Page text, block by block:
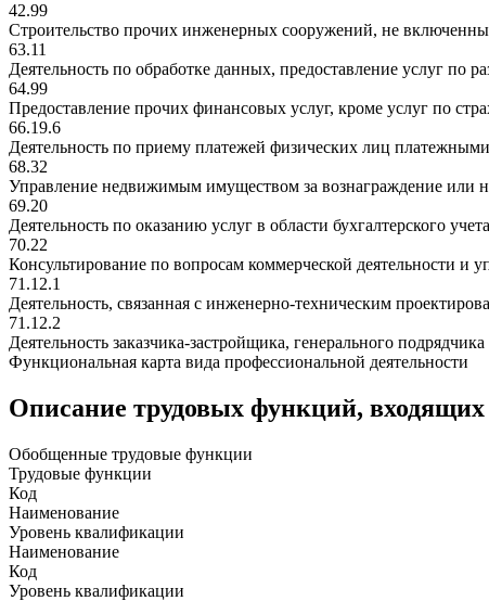
42.99
Строительство прочих инженерных сооружений, не
63.11
Деятельность по обработке данных, предоставление услуг по
64.99
Предоставление прочих финансовых услуг, кроме услуг по
66.19.6
Деятельность по приему платежей физических лиц
68.32
Управление недвижимым имуществом за вознаграждение или
69.20
Деятельность по оказанию услуг в области бухгалтерского
70.22
Консультирование по вопросам коммерческой деятельности и
71.12.1
Деятельность, связанная с инженерно-техническим
71.12.2
Деятельность заказчика-застройщика, генерального подрядчика
Функциональная карта вида профессиональной деятельности
Описание трудовых функций,
Обобщенные трудовые функции
Трудовые функции
Код
Наименование
Уровень квалификации
Наименование
Код
Уровень квалификации